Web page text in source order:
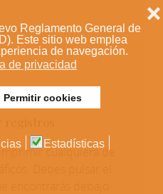
Reglamento General de
Este sitio web emplea
de navegación.
de privacidad
Permitir cookies
❌
Estadísticas
registros
cualquiera de
Debes pulsar el